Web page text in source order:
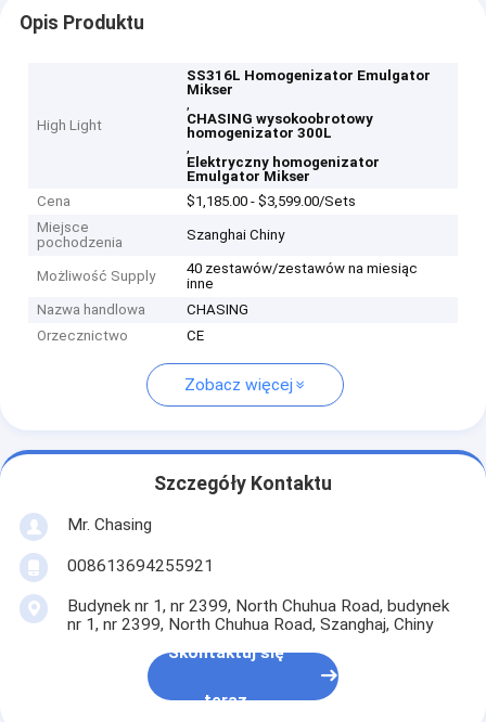
Opis Produktu
High Light
SS316L Homogenizator Emulgator
Mikser
,
CHASING wysokoobrotowy
homogenizator 300L
,
Elektryczny homogenizator
Emulgator Mikser
Cena
$1,185.00 - $3,599.00/Sets
Miejsce
pochodzenia
Szanghai Chiny
Możliwość Supply
40 zestawów/zestawów na miesiąc
inne
Nazwa handlowa
CHASING
Orzecznictwo
CE
Zobacz więcej
Szczegóły Kontaktu
Mr. Chasing
008613694255921
Budynek nr 1, nr 2399, North Chuhua Road, budynek
nr 1, nr 2399, North Chuhua Road, Szanghaj, Chiny
Skontaktuj się
teraz